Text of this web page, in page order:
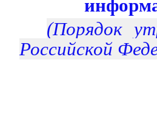
(Порядок
Российской